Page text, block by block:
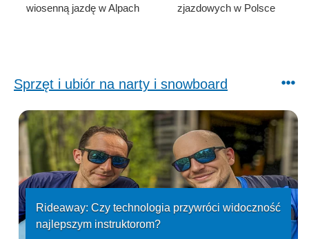
wiosenną jazdę w Alpach
zjazdowych w Polsce
Sprzęt i ubiór na narty i snowboard
Rideaway: Czy technologia przywróci widoczność
najlepszym instruktorom?